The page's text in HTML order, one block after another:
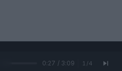
0:28 / 3:09 1 /4